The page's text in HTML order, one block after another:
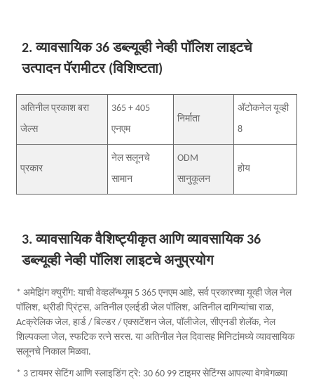
2. व्यावसायिक 36 डब्ल्यूव्ही नेव्ही पॉलिश लाइटचे
उत्पादन पॅरामीटर (विशिष्टता)
अतिनील प्रकाश बरा
जेल्स
365 + 405
एनएम
निर्माता
अ‍ॅटोकनेल यूव्ही
8
प्रकार
नेल सलूनचे
सामान
ODM
सानुकूलन
होय
3. व्यावसायिक वैशिष्ट्यीकृत आणि व्यावसायिक 36
डब्ल्यूव्ही नेव्ही पॉलिश लाइटचे अनुप्रयोग
* अमेझिंग क्युरींग: याची वेव्हलॅन्थ्यूम 5 365 एनएम आहे, सर्व प्रकारच्या यूव्ही जेल नेल
पॉलिश, थ्रीडी प्रिंट्स, अतिनील एलईडी जेल पॉलिश, अतिनील दागिन्यांचा राळ,
Acक्रेलिक जेल, हार्ड / बिल्डर / एक्सटेंशन जेल, पॉलीजेल, सीएनडी शेलॅक, नेल
शिल्पकला जेल, स्फटिक रत्ने सरस. या अतिनील नेल दिवासह मिनिटांमध्ये व्यावसायिक
सलूनचे निकाल मिळवा.
* 3 टायमर सेटिंग आणि स्लाइडिंग ट्रे: 30 60 99 टाइमर सेटिंग्स आपल्या वेगवेगळ्या